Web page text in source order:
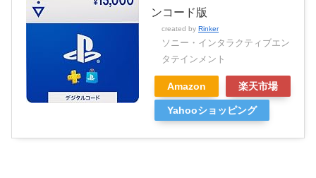
ンコード版
created by Rinker
ソニー・インタラクティブエン
タテインメント
Amazon 楽天市場
Yahooショッピング